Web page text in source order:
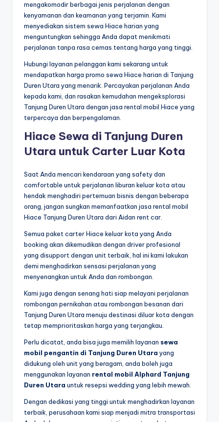
mengakomodir berbagai jenis perjalanan dengan
kenyamanan dan keamanan yang terjamin. Kami
menyediakan sistem sewa Hiace harian yang
menguntungkan sehingga Anda dapat menikmati
perjalanan tanpa rasa cemas tentang harga yang tinggi.
Hubungi layanan pelanggan kami sekarang untuk
mendapatkan harga promo sewa Hiace harian di Tanjung
Duren Utara yang menarik. Percayakan perjalanan Anda
kepada kami, dan rasakan kemudahan mengeksplorasi
Tanjung Duren Utara dengan jasa rental mobil Hiace yang
terpercaya dan berpengalaman.
Hiace Sewa di Tanjung Duren
Utara untuk Carter Luar Kota
Saat Anda mencari kendaraan yang safety dan
comfortable untuk perjalanan liburan keluar kota atau
hendak menghadiri pertemuan bisnis dengan beberapa
orang, jangan sungkan memanfaatkan jasa rental mobil
Hiace Tanjung Duren Utara dari Aidan rent car.
Semua paket carter Hiace keluar kota yang Anda
booking akan dikemudikan dengan driver profesional
yang disupport dengan unit terbaik, hal ini kami lakukan
demi menghadirkan sensasi perjalanan yang
menyenangkan untuk Anda dan rombongan.
Kami juga dengan senang hati siap melayani perjalanan
rombongan pernikahan atau rombongan besanan dari
Tanjung Duren Utara menuju destinasi diluar kota dengan
tetap memprioritaskan harga yang terjangkau.
Perlu dicatat, anda bisa juga memilih layanan sewa
mobil pengantin di Tanjung Duren Utara yang
didukung oleh unit yang beragam, anda boleh juga
menggunakan layanan rental mobil Alphard Tanjung
Duren Utara untuk resepsi wedding yang lebih mewah.
Dengan dedikasi yang tinggi untuk menghadirkan layanan
terbaik, perusahaan kami siap menjadi mitra transportasi